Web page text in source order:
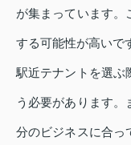
が集まっています。
する可能性が高いで
駅近テナントを選ぶ
う必要があります。
分のビジネスに合っ